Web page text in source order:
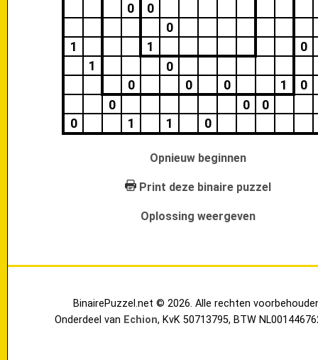
0
0
0
1
1
0
1
0
0
0 0 1
0
0
0
0
0
1 1 0
Opnieuw beginnen
Print deze binaire puzzel
Oplossing weergeven
BinairePuzzel.net © 2026. Alle rechten
Onderdeel van Echion, KvK 50713795, BTW